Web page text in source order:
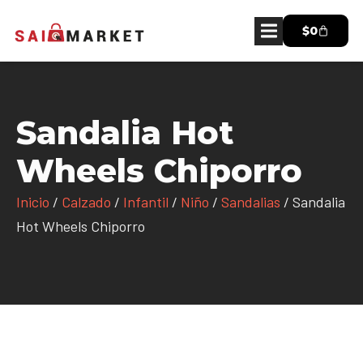
$0
Sandalia Hot
Wheels Chiporro
Inicio / Calzado / Infantil / Niño / Sandalias / Sandalia
Hot Wheels Chiporro